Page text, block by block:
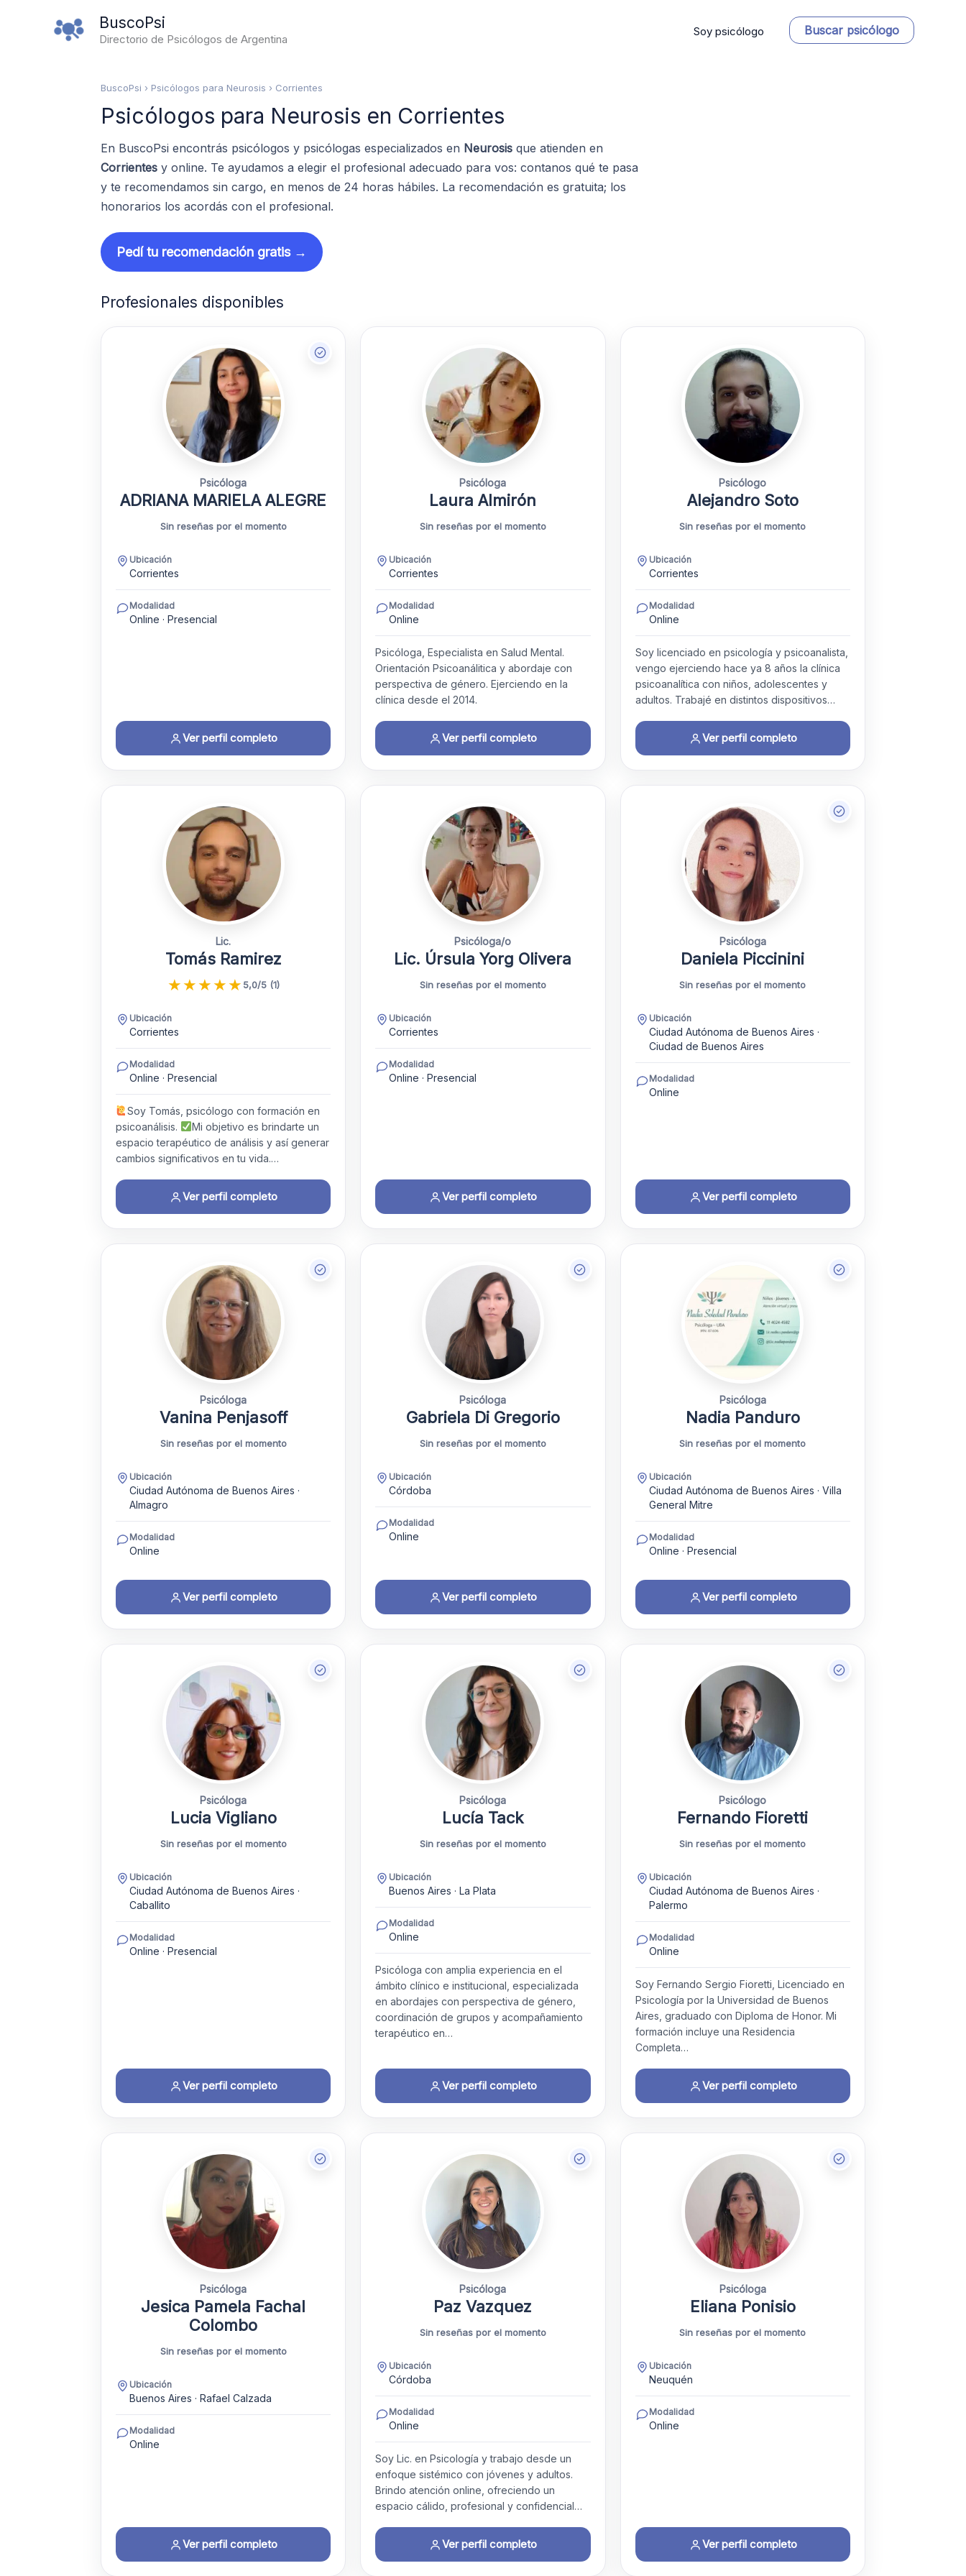
BuscoPsi
Directorio de Psicólogos de Argentina
Soy psicólogo Buscar psicólogo
BuscoPsi › Psicólogos para Neurosis › Corrientes
Psicólogos para Neurosis en Corrientes
En BuscoPsi encontrás psicólogos y psicólogas especializados en Neurosis que atienden en
Corrientes y online. Te ayudamos a elegir el profesional adecuado para vos: contanos qué te pasa
y te recomendamos sin cargo, en menos de 24 horas hábiles. La recomendación es gratuita; los
honorarios los acordás con el profesional.
Pedí tu recomendación gratis →
Profesionales disponibles
Psicóloga
ADRIANA MARIELA ALEGRE
Sin reseñas por el momento
Ubicación
Corrientes
Modalidad
Online · Presencial
Ver perfil completo
Psicóloga
Laura Almirón
Sin reseñas por el momento
Ubicación
Corrientes
Modalidad
Online
Psicóloga, Especialista en Salud Mental.
Orientación Psicoanálitica y abordaje con
perspectiva de género. Ejerciendo en la
clínica desde el 2014.
Ver perfil completo
Psicólogo
Alejandro Soto
Sin reseñas por el momento
Ubicación
Corrientes
Modalidad
Online
Soy licenciado en psicología y psicoanalista,
vengo ejerciendo hace ya 8 años la clínica
psicoanalítica con niños, adolescentes y
adultos. Trabajé en distintos dispositivos…
Ver perfil completo
Lic.
Tomás Ramirez
★★★★★ 5,0/5 (1)
Ubicación
Corrientes
Modalidad
Online · Presencial
Soy Tomás, psicólogo con formación en
psicoanálisis.
Mi objetivo es brindarte un
espacio terapéutico de análisis y así generar
cambios significativos en tu vida.…
Ver perfil completo
Psicóloga/o
Lic. Úrsula Yorg Olivera
Sin reseñas por el momento
Ubicación
Corrientes
Modalidad
Online · Presencial
Ver perfil completo
Psicóloga
Daniela Piccinini
Sin reseñas por el momento
Ubicación
Ciudad Autónoma de Buenos Aires ·
Ciudad de Buenos Aires
Modalidad
Online
Ver perfil completo
Psicóloga
Vanina Penjasoff
Sin reseñas por el momento
Ubicación
Ciudad Autónoma de Buenos Aires ·
Almagro
Modalidad
Online
Ver perfil completo
Psicóloga
Gabriela Di Gregorio
Sin reseñas por el momento
Ubicación
Córdoba
Modalidad
Online
Ver perfil completo
Psicóloga
Nadia Panduro
Sin reseñas por el momento
Ubicación
Ciudad Autónoma de Buenos Aires · Villa
General Mitre
Modalidad
Online · Presencial
Ver perfil completo
Psicóloga
Lucia Vigliano
Sin reseñas por el momento
Ubicación
Ciudad Autónoma de Buenos Aires ·
Caballito
Modalidad
Online · Presencial
Ver perfil completo
Psicóloga
Lucía Tack
Sin reseñas por el momento
Ubicación
Buenos Aires · La Plata
Modalidad
Online
Psicóloga con amplia experiencia en el
ámbito clínico e institucional, especializada
en abordajes con perspectiva de género,
coordinación de grupos y acompañamiento
terapéutico en…
Ver perfil completo
Psicólogo
Fernando Fioretti
Sin reseñas por el momento
Ubicación
Ciudad Autónoma de Buenos Aires ·
Palermo
Modalidad
Online
Soy Fernando Sergio Fioretti, Licenciado en
Psicología por la Universidad de Buenos
Aires, graduado con Diploma de Honor. Mi
formación incluye una Residencia
Completa…
Ver perfil completo
Psicóloga
Jesica Pamela Fachal
Colombo
Sin reseñas por el momento
Ubicación
Buenos Aires · Rafael Calzada
Modalidad
Online
Ver perfil completo
Psicóloga
Paz Vazquez
Sin reseñas por el momento
Ubicación
Córdoba
Modalidad
Online
Soy Lic. en Psicología y trabajo desde un
enfoque sistémico con jóvenes y adultos.
Brindo atención online, ofreciendo un
espacio cálido, profesional y confidencial…
Ver perfil completo
Psicóloga
Eliana Ponisio
Sin reseñas por el momento
Ubicación
Neuquén
Modalidad
Online
Ver perfil completo